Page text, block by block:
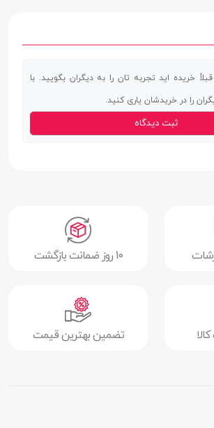
مات
دسترسی آسان به درگاه ها | امکان نمایش
هشدار ها | دارای محفظه نگهداری کارت |
خریده اید تجربه تان را به دیگران بگویید. با
را در خریدشان یاری کنید.
ثبت دیدگاه
10 روز ضمانت بازگشت
تضمین بهترین قیمت